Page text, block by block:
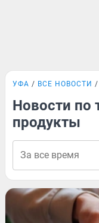
УФА ВСЕ НОВОСТИ
Новости по
продукты